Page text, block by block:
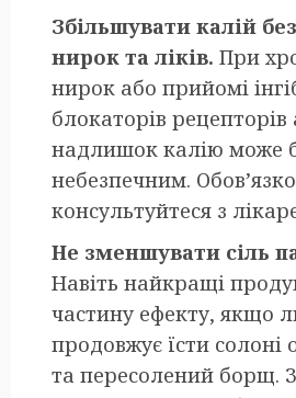
Збільшувати калій
нирок та ліків. При
нирок або прийомі
блокаторів рецепторів
надлишок калію може
небезпечним.
консультуйтеся з
Не зменшувати сіль
Навіть найкращі
частину ефекту, якщо
продовжує їсти солоні
та пересолений борщ.